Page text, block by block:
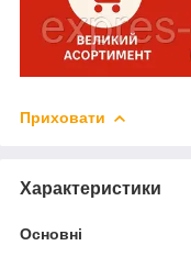
Приховати
Характеристики
Основні